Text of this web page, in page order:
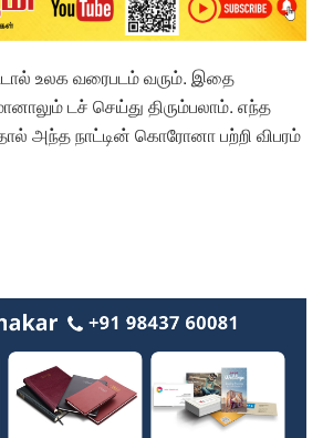
உலக வரைபடம் வரும். இதை
டச் செய்து திரும்பலாம். எந்த
அந்த நாட்டின் கொரோனா பற்றி விபரம்